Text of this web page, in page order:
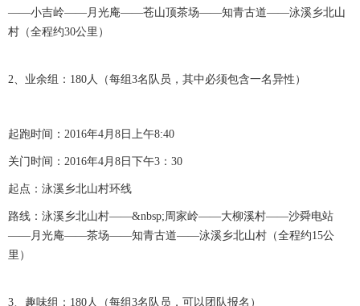
——小吉岭——月光庵——苍山顶茶场——知青古道——泳溪乡北山
村（全程约30公里）
2、业余组：180人（每组3名队员，其中必须包含一名异性）
起跑时间：2016年4月8日上午8:40
关门时间：2016年4月8日下午3：30
起点：泳溪乡北山村环线
路线：泳溪乡北山村——&nbsp;周家岭——大柳溪村——沙舜电站
——月光庵——茶场——知青古道——泳溪乡北山村（全程约15公
里）
3、趣味组：180人（每组3名队员，可以团队报名）